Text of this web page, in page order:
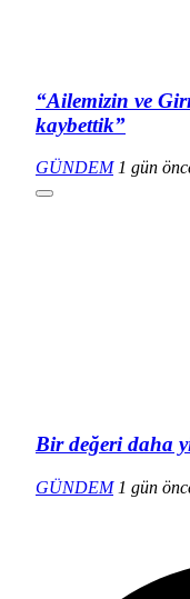
“Ailemizin ve
kaybettik”
GÜNDEM 1 gün
Bir değeri daha
GÜNDEM 1 gün